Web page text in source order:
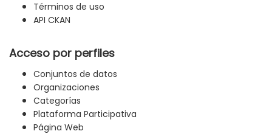
Términos de uso
API CKAN
Acceso por perfiles
Conjuntos de datos
Organizaciones
Categorías
Plataforma Participativa
Página Web